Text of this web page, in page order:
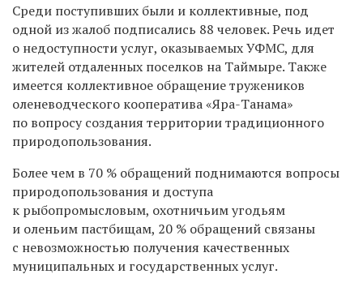
Среди поступивших были и коллективные, под
одной из жалоб подписались 88 человек. Речь идет
о недоступности услуг, оказываемых УФМС, для
жителей отдаленных поселков на Таймыре. Также
имеется коллективное обращение тружеников
оленеводческого кооператива «Яра-Танама»
по вопросу создания территории традиционного
природопользования.
Более чем в 70 % обращений поднимаются вопросы
природопользования и доступа
к рыбопромысловым, охотничьим угодьям
и оленьим пастбищам, 20 % обращений связаны
с невозможностью получения качественных
муниципальных и государственных услуг.